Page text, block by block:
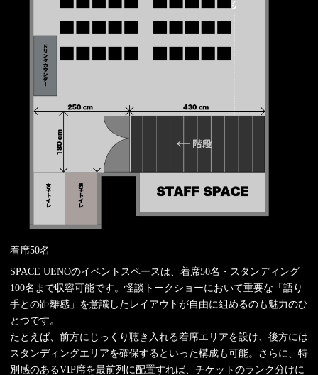
着席50名
SPACE UENOのイベントスペースは、着席50名・スタンディング
100名まで収容可能です。怪談トークショーにおいて重要な「語り
手との距離感」を意識したレイアウトが自由に組めるのも魅力のひ
とつです。
たとえば、前方にじっくり聴き入れる着席エリアを設け、後方には
スタンディングエリアを確保するといった構成も可能。さらに、特
別感のあるVIP席を最前列に配置すれば、チケットのランク分けに